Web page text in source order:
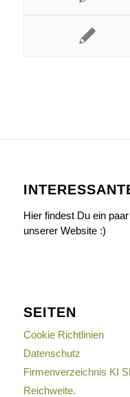
Hier findest Du ein
unserer Website :)
SEITEN
Cookie Richtlinien
Datenschutz
Firmenverzeichnis KI
Reichweite.